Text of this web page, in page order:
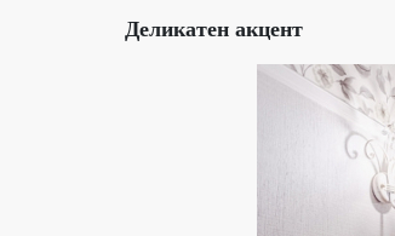
Деликатен акцент